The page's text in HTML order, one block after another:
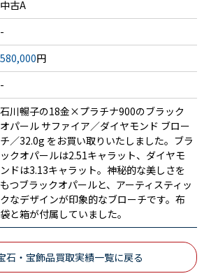
中古A
-
580,000円
-
石川暢子の18金×プラチナ900のブラック
オパール サファイア／ダイヤモンド ブロー
チ／32.0g をお買い取りいたしました。ブラ
ックオパールは2.51キャラット、ダイヤモ
ンドは3.13キャラット。神秘的な美しさを
もつブラックオパールと、アーティスティッ
クなデザインが印象的なブローチです。布
袋と箱が付属していました。
石・宝飾品買取実績一覧に戻る